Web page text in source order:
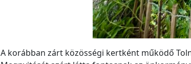
A korábban zárt közösségi kertként működő